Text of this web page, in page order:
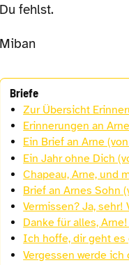
Du fehlst.
Miban
Briefe
Zur Übersicht
Erinnerungen an Arne
Ein Brief an Arne
Ein Jahr ohne Dich
Chapeau, Arne, und
Brief an Arnes Sohn
Vermissen? Ja, sehr!
Danke für alles,
Ich hoffe, dir geht es
Vergessen werde ich